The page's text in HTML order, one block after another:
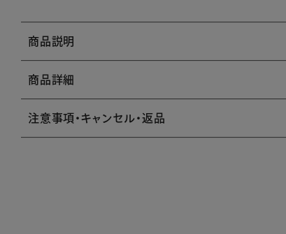
商品説明
商品詳細
注意事項・キャンセル・返品